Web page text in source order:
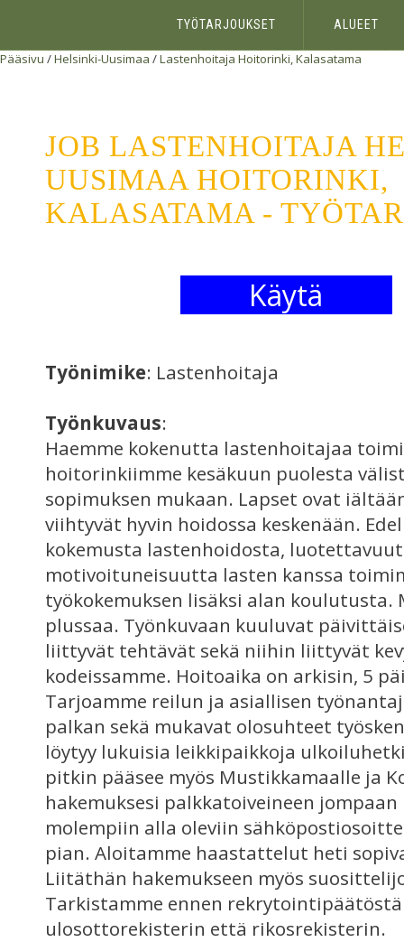
TYÖTARJOUKSET ALUEET
Pääsivu /Helsinki-Uusimaa /Lastenhoitaja Hoitorinki, Kalasatama
JOB LASTENHOITAJA
UUSIMAA HOITORINKI,
KALASATAMA -
Käytä
Työnimike: Lastenhoitaja
Työnkuvaus:
Haemme kokenutta lastenhoitajaa
hoitorinkiimme kesäkuun puolesta
sopimuksen mukaan. Lapset ovat
viihtyvät hyvin hoidossa keskenään.
kokemusta lastenhoidosta,
motivoituneisuutta lasten kanssa
työkokemuksen lisäksi alan koulutusta.
plussaa. Työnkuvaan kuuluvat
liittyvät tehtävät sekä niihin liittyvät
kodeissamme. Hoitoaika on arkisin, 5
Tarjoamme reilun ja asiallisen
palkan sekä mukavat olosuhteet
löytyy lukuisia leikkipaikkoja
pitkin pääsee myös Mustikkamaalle ja
hakemuksesi palkkatoiveineen
molempiin alla oleviin
pian. Aloitamme haastattelut heti
Liitäthän hakemukseen myös
Tarkistamme ennen rekrytointipäätöstä
ulosottorekisterin että rikosrekisterin.